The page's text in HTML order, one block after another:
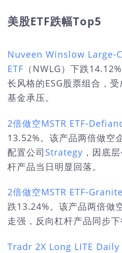
美股ETF跌幅Top5
Nuveen Winslow Large-
ETF （NWLG）下跌
长风格的ESG股票组合，
基金承压。
2倍做空MSTR ETF-
13.52%。该产品两倍做空
配置公司 Strategy ，因底
杆产品当日明显回落。
2倍做空MSTR ETF-
跌13.24%。该产品两倍做
走强，反向杠杆产品同步下
Tradr 2X Long LITE Daily